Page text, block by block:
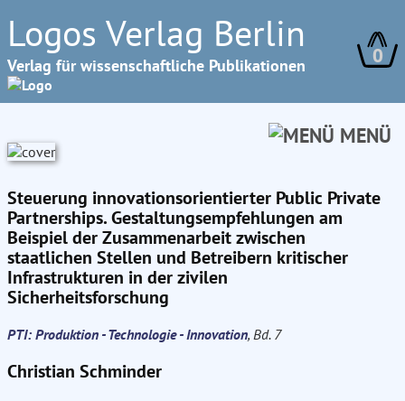
Logos Verlag Berlin
Verlag für wissenschaftliche Publikationen 0
MENÜ
Steuerung innovationsorientierter Public Private
Partnerships. Gestaltungsempfehlungen am
Beispiel der Zusammenarbeit zwischen
staatlichen Stellen und Betreibern kritischer
Infrastrukturen in der zivilen
Sicherheitsforschung
PTI: Produktion - Technologie - Innovation, Bd. 7
Christian Schminder